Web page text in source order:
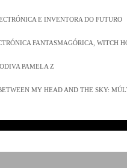
E INVENTORA DO FUTURO
FANTASMAGÓRICA, WITCH
PAMELA Z
MY HEAD AND THE SKY: